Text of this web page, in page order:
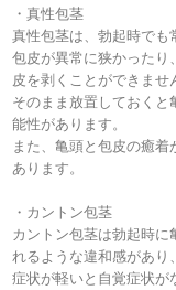
・真性包茎
真性包茎は、勃起時でも
包皮が異常に狭かったり
皮を剥くことができませ
そのまま放置しておく
能性があります。
また、亀頭と包皮の癒
あります。
・カントン包茎
カントン包茎は勃起時
れるような違和感があり
症状が軽いと自覚症状が